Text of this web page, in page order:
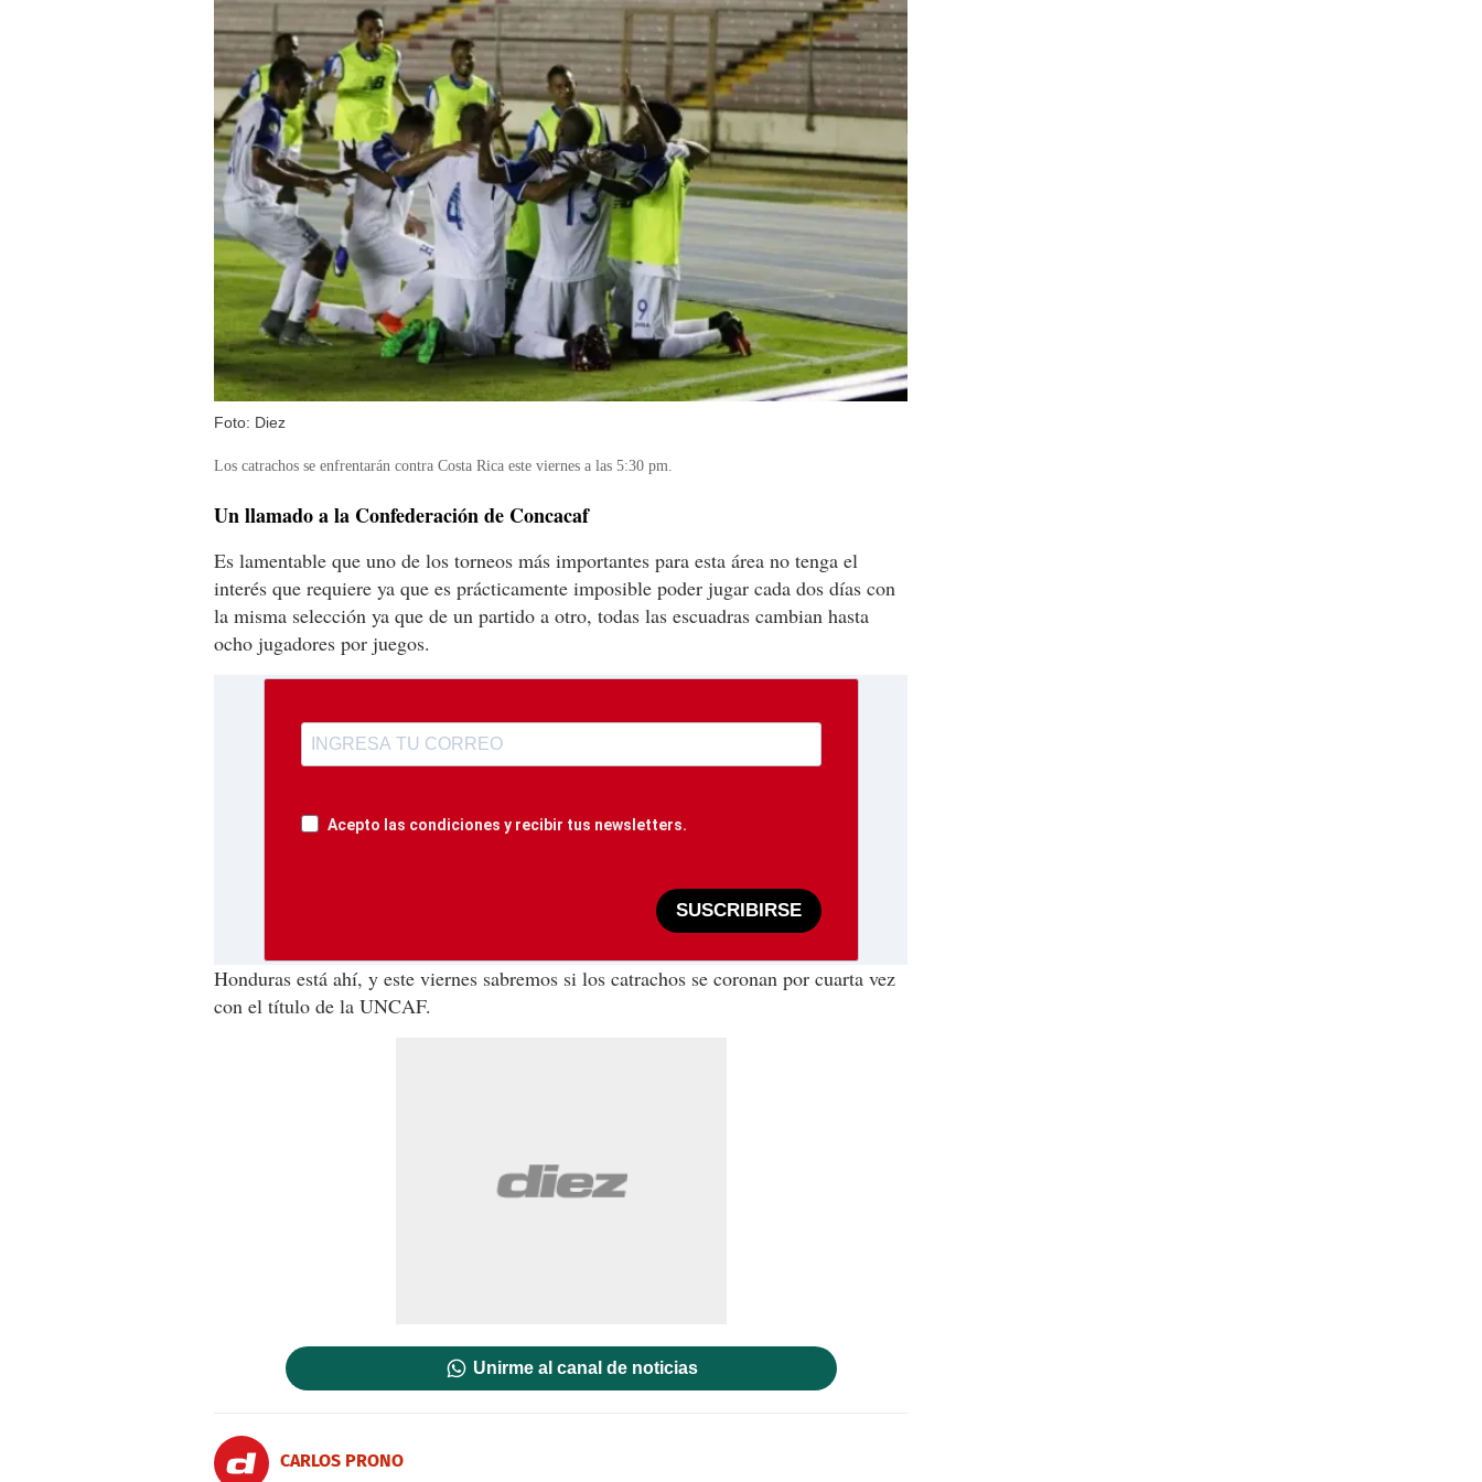
Foto: Diez
Los catrachos se enfrentarán contra Costa Rica este viernes a las 5:30 pm.
Un llamado a la Confederación de Concacaf
Es lamentable que uno de los torneos más importantes para esta área no tenga el
interés que requiere ya que es prácticamente imposible poder jugar cada dos días con
la misma selección ya que de un partido a otro, todas las escuadras cambian hasta
ocho jugadores por juegos.
Acepto las condiciones y recibir tus newsletters.
SUSCRIBIRSE
Honduras está ahí, y este viernes sabremos si los catrachos se coronan por cuarta vez
con el título de la UNCAF.
Unirme al canal de noticias
CARLOS PRONO